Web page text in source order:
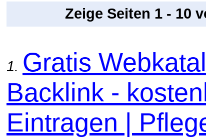
Zeige Seiten 1 - 10
1. Gratis
Backlink -
Eintragen |